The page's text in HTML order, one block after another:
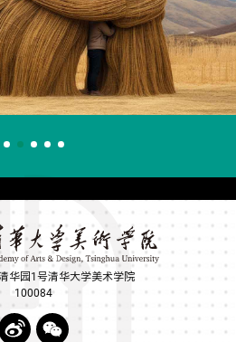
华园1号清华大学美术学院
100084